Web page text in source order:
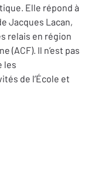
Elle répond à
Jacques Lacan,
relais en région
(ACF). Il n’est pas
les
de l’École et